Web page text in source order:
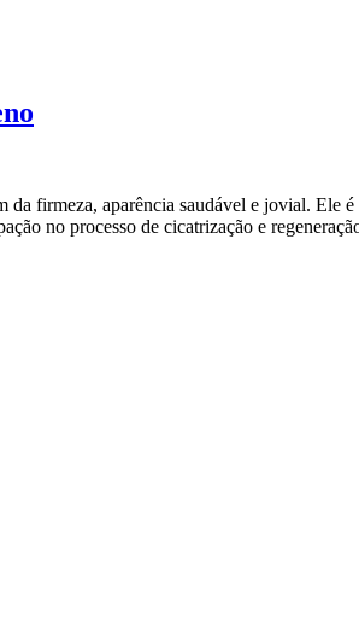
da firmeza, aparência saudável e jovial.
no processo de cicatrização e